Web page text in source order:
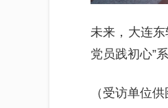
未来，大连东
党员践初心”
（受访单位供